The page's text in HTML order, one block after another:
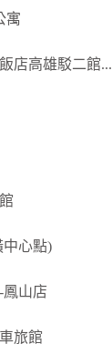
寓
店高雄駁二館...
中心點)
山店
旅館